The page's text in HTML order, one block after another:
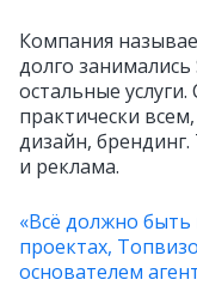
Компания
долго
остальные
практически
дизайн,
и реклама.
«Всё должно быть
проектах,
основателем